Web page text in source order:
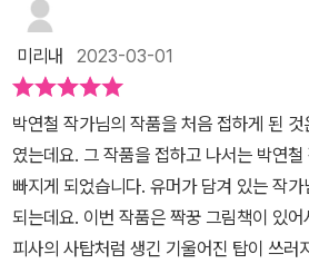
미리내 2023-03-01
박연철 작가님의 작품을 처음 접하게 된
였는데요. 그 작품을 접하고 나서는 박연
빠지게 되었습니다. 유머가 담겨 있는 작
되는데요. 이번 작품은 짝꿍 그림책이 있
피사의 사탑처럼 생긴 기울어진 탑이 쓰러